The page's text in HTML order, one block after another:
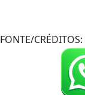
FONTE/CRÉDITOS: